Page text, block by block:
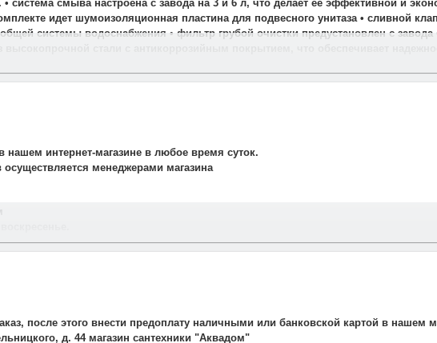
• система смыва настроена с завода на 3 и 6 л, что делает ее эффективной и
идет шумоизоляционная пластина для подвесного унитаза • сливной
системы водоснабжения • фильтр грубой очистки предустановлен с
высокопрочной стали с антикоррозийным покрытием, что обеспечивает
нашем интернет-магазине в любое время суток.
осуществляется менеджерами магазина
при подтверждении заказа.
дополнительно мы сотрудничаем со службой такси. Мы заранее
подъезда в г.Иваново составляет 700 рублей.
после этого внести предоплату наличными или банковской картой в нашем
д. 44 магазин сантехники "Аквадом"